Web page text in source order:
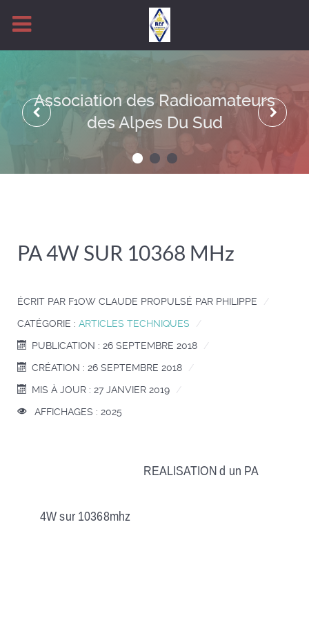
Association des Radioamateurs
des Alpes Du Sud
PA 4W SUR 10368 MHz
ÉCRIT PAR F1OW CLAUDE PROPULSÉ PAR PHILIPPE
CATÉGORIE : ARTICLES TECHNIQUES
PUBLICATION : 26 SEPTEMBRE 2018
CRÉATION : 26 SEPTEMBRE 2018
MIS À JOUR : 27 JANVIER 2019
AFFICHAGES : 2025
REALISATION d un PA
4W sur 10368mhz